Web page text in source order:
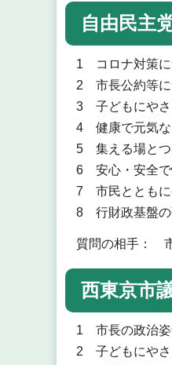
自由民主
1 コロナ対策に
2 市長公約等に
3 子どもにやさ
4 健康で元気な
5 集える場とつ
6 安心・安全で
7 市民とともに
8 行財政基盤の
質問の相手：
西東京市
1 市長の政治姿
2 子どもにやさ